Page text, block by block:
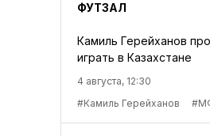
ФУТЗАЛ
Камиль Герейханов
играть в Казахстане
4 августа, 12:30
#Камиль Герейханов